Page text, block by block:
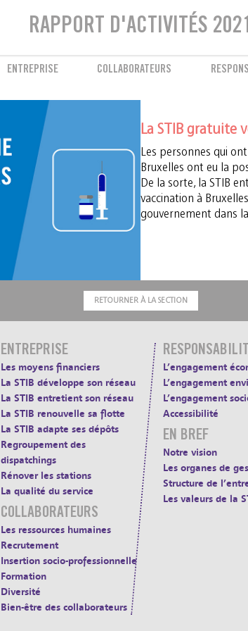
RAPPORT D'ACTIVITÉS
Prévention et accompagnement
ENTREPRISE COLLABORATEURS
La STIB gratuite
Les personnes qui
Bruxelles ont eu la
De la sorte, la STIB
vaccination à
gouvernement dans
RETOURNER À LA SECTION
ENTREPRISE
Les moyens financiers
La STIB développe son réseau
La STIB entretient son réseau
La STIB renouvelle sa flotte
La STIB adapte ses dépôts
Regroupement des
dispatchings
Rénover les stations
La qualité du service
COLLABORATEURS
Les ressources humaines
Recrutement
Insertion socio-professionnelle
Formation
Diversité
Bien-être des collaborateurs
L’engagement
L’engagement
L’engagement
Accessibilité
EN BREF
Notre vision
Les organes de
Structure de
Les valeurs de la